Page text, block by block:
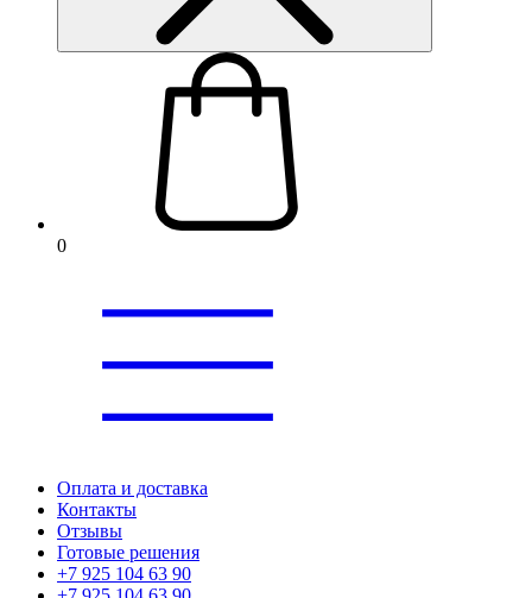
0
Оплата и доставка
Контакты
Отзывы
Готовые решения
+7 925 104 63 90